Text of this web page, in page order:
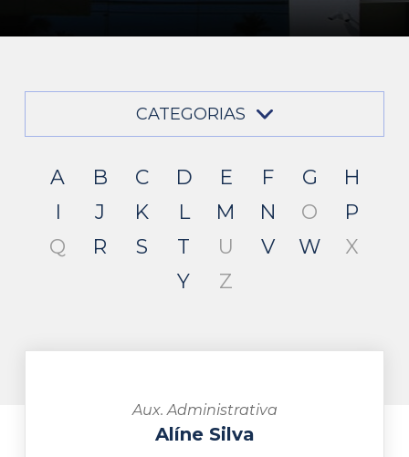
CATEGORIAS
A B C D E F G
H
I
J K L M N O
P
Q
R S T U V W
X
Y
Z
Aux. Administrativa
Alíne Silva